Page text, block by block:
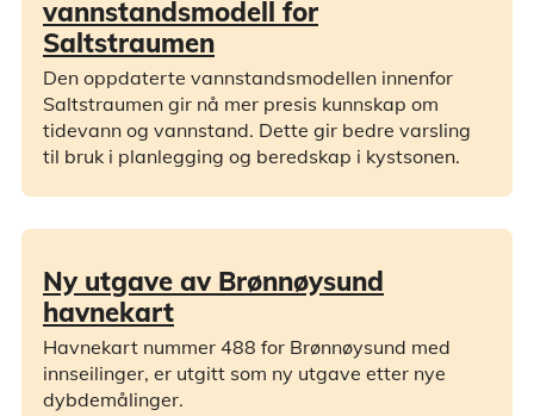
vannstandsmodell for
Saltstraumen
Den oppdaterte vannstandsmodellen innenfor
Saltstraumen gir nå mer presis kunnskap om
tidevann og vannstand. Dette gir bedre varsling
til bruk i planlegging og beredskap i kystsonen.
Ny utgave av Brønnøysund
havnekart
Havnekart nummer 488 for Brønnøysund med
innseilinger, er utgitt som ny utgave etter nye
dybdemålinger.